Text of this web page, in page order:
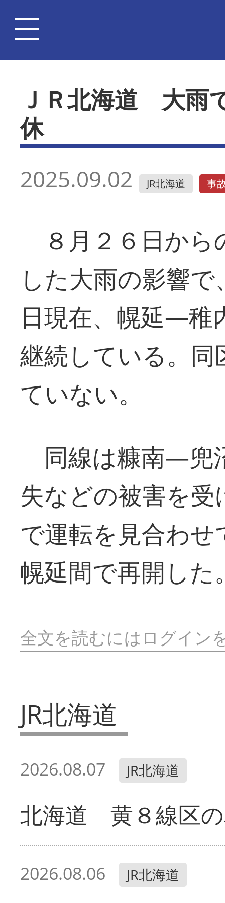
ＪＲ北海道 大雨
休
2025.09.02 JR北海道 事
８月２６日から
した大雨の影響
日現在、幌延―稚
継続している。
ていない。
同線は糠南―兜
失などの被害を
で運転を見合わ
幌延間で再開した
全文を読むにはログイン
JR北海道
2026.08.07 JR北海道
北海道 黄８線区
2026.08.06 JR北海道